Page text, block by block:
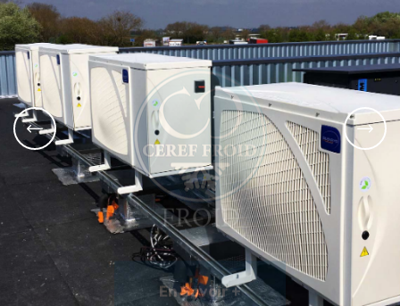
FROID
En Savoir +